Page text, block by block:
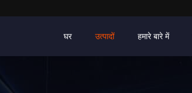
घर उत्पादों हमारे बारे में